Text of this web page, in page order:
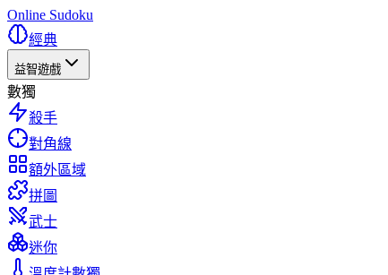
Online Sudoku
經典
益智遊戲
數獨
殺手
對角線
額外區域
拼圖
武士
迷你